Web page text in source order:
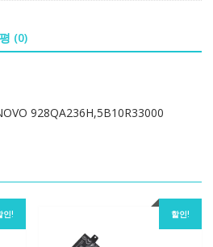
(0)
928QA236H,5B10R33000
인! 할인!